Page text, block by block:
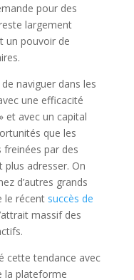
pour des
largement
un pouvoir de
naviguer dans les
une efficacité
et avec un capital
que les
par des
adresser. On
d’autres grands
le récent succès de
massif des
cette tendance avec
la plateforme